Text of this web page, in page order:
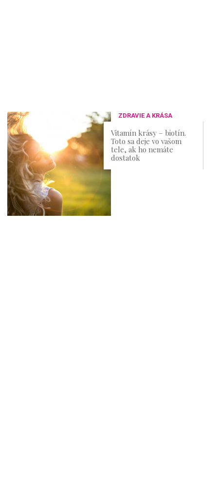
ZDRAVIE A KRÁSA
Vitamín krásy – biotín.
Toto sa deje vo vašom
tele, ak ho nemáte
dostatok